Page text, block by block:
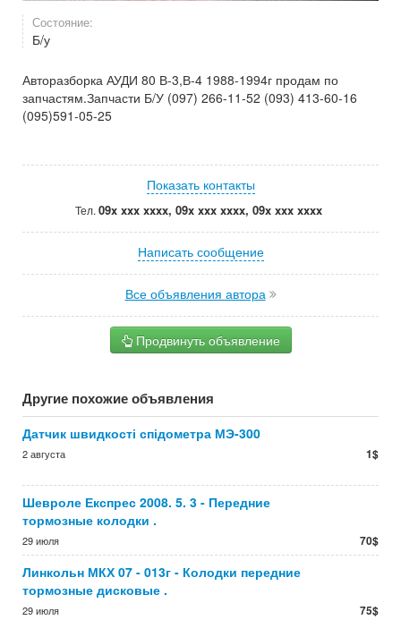
Состояние:
Б/у
Авторазборка АУДИ 80 В-3,В-4 1988-1994г продам по
запчастям.Запчасти Б/У (097) 266-11-52 (093) 413-60-16
(095)591-05-25
Показать контакты
Тел. 09x xxx xxxx, 09x xxx xxxx, 09x xxx xxxx
Написать сообщение
Все объявления автора
Продвинуть объявление
Другие похожие объявления
Датчик швидкості спідометра МЭ-300
2 августа 1$
Шевроле Експрес 2008. 5. 3 - Передние
тормозные колодки .
29 июля 70$
Линкольн МКХ 07 - 013г - Колодки передние
тормозные дисковые .
29 июля 75$